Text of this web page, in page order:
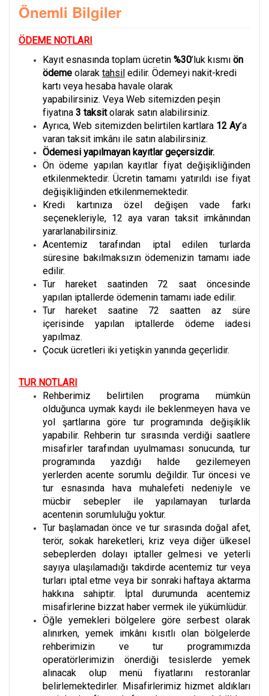
Önemli Bilgiler
ÖDEME NOTLARI
Kayıt esnasında toplam ücretin %30’luk kısmı ön
ödeme olarak tahsil edilir. Ödemeyi nakit-kredi
kartı veya hesaba havale olarak
yapabilirsiniz. Veya Web sitemizden peşin
fiyatına 3 taksitolarak satın alabilirsiniz.
Ayrıca, Web sitemizden belirtilen kartlara 12 Ay’a
varan taksit imkânı ile satın alabilirsiniz.
Ödemesi yapılmayan kayıtlar geçersizdir.
Ön ödeme yapılan kayıtlar fiyat değişikliğinden
etkilenmektedir. Ücretin tamamı yatırıldı ise fiyat
değişikliğinden etkilenmemektedir.
Kredi kartınıza özel değişen vade farkı
seçenekleriyle, 12 aya varan taksit imkânından
yararlanabilirsiniz.
Acentemiz tarafından iptal edilen turlarda
süresine bakılmaksızın ödemenizin tamamı iade
edilir.
Tur hareket saatinden 72 saat öncesinde
yapılan iptallerde ödemenin tamamı iade edilir.
Tur hareket saatine 72 saatten az süre
içerisinde yapılan iptallerde ödeme iadesi
yapılmaz.
Çocuk ücretleri iki yetişkin yanında geçerlidir.
TUR NOTLARI
Rehberimiz belirtilen programa mümkün
olduğunca uymak kaydı ile beklenmeyen hava ve
yol şartlarına göre tur programında değişiklik
yapabilir. Rehberin tur sırasında verdiği saatlere
misafirler tarafından uyulmaması sonucunda, tur
programında yazdığı halde gezilemeyen
yerlerden acente sorumlu değildir. Tur öncesi ve
tur esnasında hava muhalefeti nedeniyle ve
mücbir sebepler ile yapılamayan turlarda
acentenin sorumluluğu yoktur.
Tur başlamadan önce ve tur sırasında doğal afet,
terör, sokak hareketleri, kriz veya diğer ülkesel
sebeplerden dolayı iptaller gelmesi ve yeterli
sayıya ulaşılamadığı takdirde acentemiz tur veya
turları iptal etme veya bir sonraki haftaya aktarma
hakkına sahiptir. İptal durumunda acentemiz
misafirlerine bizzat haber vermek ile yükümlüdür.
Öğle yemekleri bölgelere göre serbest olarak
alınırken, yemek imkânı kısıtlı olan bölgelerde
rehberimizin ve tur programımızda
operatörlerimizin önerdiği tesislerde yemek
alınacak olup menü fiyatlarını restoranlar
belirlemektedirler. Misafirlerimiz hizmet aldıkları